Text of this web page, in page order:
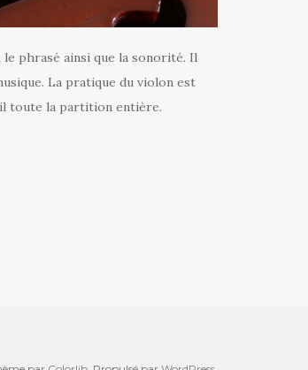
le phrasé ainsi que la sonorité. Il
La pratique du violon est
toute la partition entière.